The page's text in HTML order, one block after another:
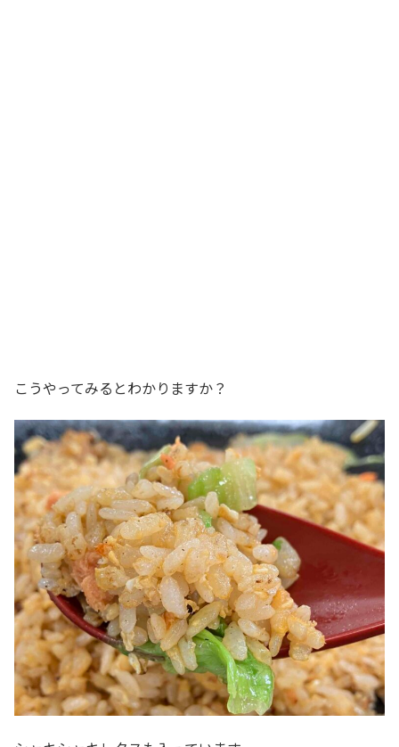
こうやってみるとわかりますか？